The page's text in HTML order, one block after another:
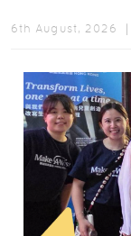
6th August, 2026 ｜